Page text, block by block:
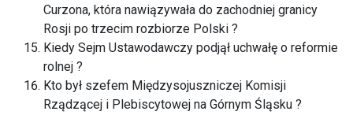
Curzona, która nawiązywała do zachodniej granicy
Rosji po trzecim rozbiorze Polski ?
Kiedy Sejm Ustawodawczy podjął uchwałę o reformie
rolnej ?
Kto był szefem Międzysojuszniczej Komisji
Rządzącej i Plebiscytowej na Górnym Śląsku ?